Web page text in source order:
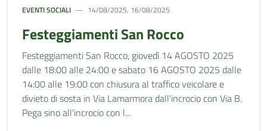
EVENTI SOCIALI 14/08/2025, 16/08/2025
Festeggiamenti San Rocco
Festeggiamenti San Rocco, giovedì 14 AGOSTO 2025
dalle 18:00 alle 24:00 e sabato 16 AGOSTO 2025 dalle
14:00 alle 19:00 con chiusura al traffico veicolare e
divieto di sosta in Via Lamarmora dall'incrocio con Via B.
Pega sino all'incrocio con l...